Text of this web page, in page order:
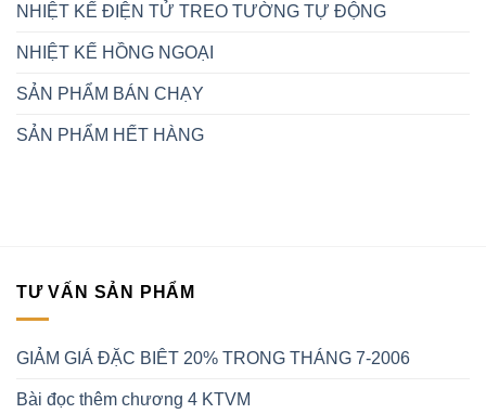
NHIỆT KẾ ĐIỆN TỬ TREO TƯỜNG TỰ ĐỘNG
NHIỆT KẾ HỒNG NGOẠI
SẢN PHẨM BÁN CHẠY
SẢN PHẨM HẾT HÀNG
TƯ VẤN SẢN PHẨM
GIẢM GIÁ ĐẶC BIÊT 20% TRONG THÁNG 7-2006
Bài đọc thêm chương 4 KTVM